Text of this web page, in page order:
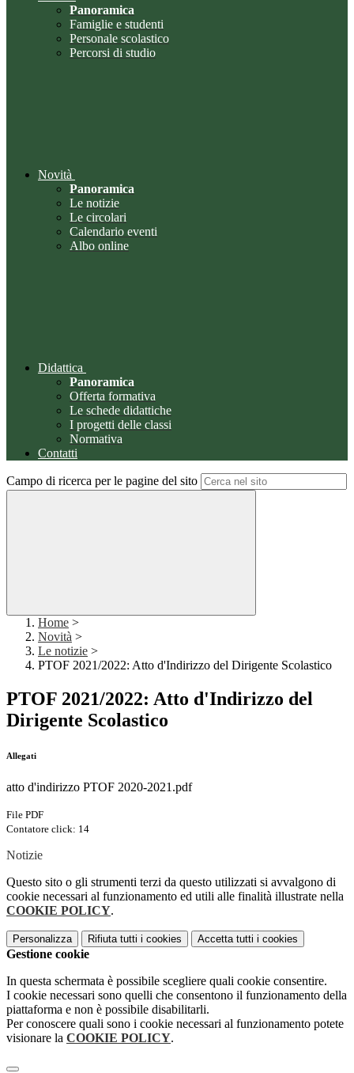
Panoramica
Famiglie e studenti
Personale scolastico
Percorsi di studio
Novità
Panoramica
Le notizie
Le circolari
Calendario eventi
Albo online
Didattica
Panoramica
Offerta formativa
Le schede didattiche
I progetti delle classi
Normativa
Contatti
Campo di ricerca per le pagine del sito
Home >
Novità >
Le notizie >
PTOF 2021/2022: Atto d'Indirizzo del Dirigente Scolastico
PTOF 2021/2022: Atto d'Indirizzo del
Dirigente Scolastico
Allegati
atto d'indirizzo PTOF 2020-2021.pdf
File PDF
Contatore click: 14
Notizie
Questo sito o gli strumenti terzi da questo utilizzati si avvalgono di
cookie necessari al funzionamento ed utili alle finalità illustrate nella
COOKIE POLICY.
Personalizza Rifiuta tutti i cookies Accetta tutti i cookies
Gestione cookie
In questa schermata è possibile scegliere quali cookie consentire.
I cookie necessari sono quelli che consentono il funzionamento della
piattaforma e non è possibile disabilitarli.
Per conoscere quali sono i cookie necessari al funzionamento potete
visionare la COOKIE POLICY.